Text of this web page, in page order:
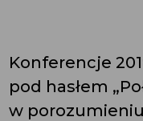
Konferencje
pod hasłem
w